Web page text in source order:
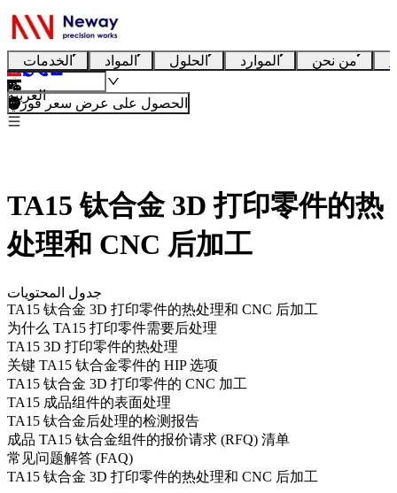
الخدمات المواد الحلول الموارد من نحن
العربية
الحصول على عرض سعر فوري
TA15 钛合金 3D 打印零件的热
处理和 CNC 后加工
جدول المحتويات
TA15 钛合金 3D 打印零件的热处理和 CNC 后加工
为什么 TA15 打印零件需要后处理
TA15 3D 打印零件的热处理
关键 TA15 钛合金零件的 HIP 选项
TA15 钛合金 3D 打印零件的 CNC 加工
TA15 成品组件的表面处理
TA15 钛合金后处理的检测报告
成品 TA15 钛合金组件的报价请求 (RFQ) 清单
常见问题解答 (FAQ)
TA15 钛合金 3D 打印零件的热处理和 CNC 后加工